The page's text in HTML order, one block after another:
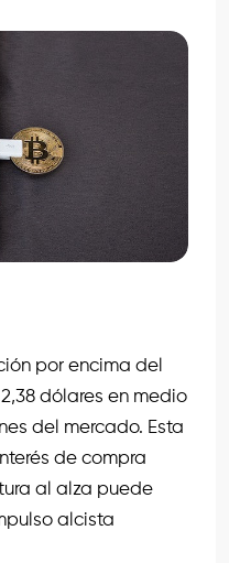
por encima del
dólares en medio
del mercado. Esta
de compra
al alza puede
alcista